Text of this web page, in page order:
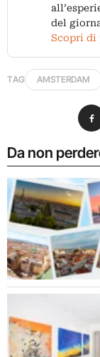
del
Scopri di
TAG AMSTERDAM
Da non